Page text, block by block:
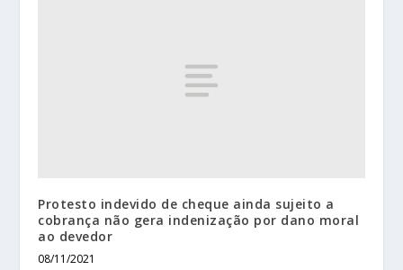
Protesto indevido de cheque ainda sujeito a
cobrança não gera indenização por dano moral
ao devedor
08/11/2021